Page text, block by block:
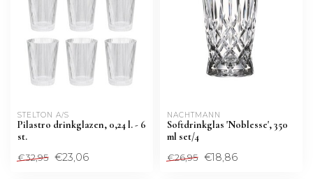
STELTON A/S
Pilastro drinkglazen, 0,24 l. - 6
st.
€32,95 €23,06
NACHTMANN
Softdrinkglas 'Noblesse', 350
ml set/4
€26,95 €18,86